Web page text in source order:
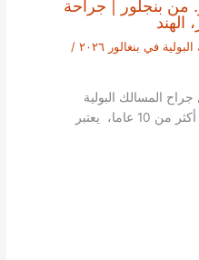
من بنجلور | جراحة
الهند
في بنغالور ٢٠٢٦
/
المسالك البولية
والبروستات في بنغالور. مع خبرة أكثر من 10 عاما، يعتبر